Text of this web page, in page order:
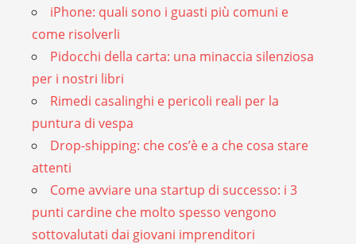
iPhone: quali sono i guasti più comuni e
come risolverli
Pidocchi della carta: una minaccia silenziosa
per i nostri libri
Rimedi casalinghi e pericoli reali per la
puntura di vespa
Drop-shipping: che cos’è e a che cosa stare
attenti
Come avviare una startup di successo: i 3
punti cardine che molto spesso vengono
sottovalutati dai giovani imprenditori